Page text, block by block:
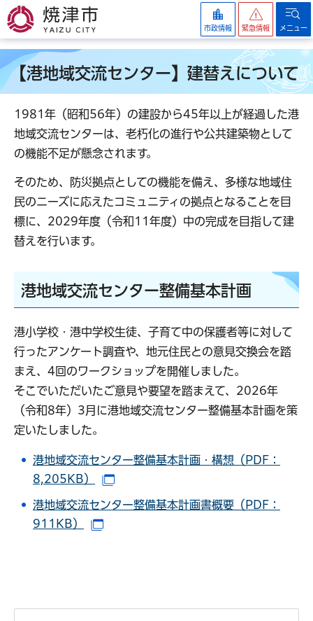
焼津市
市政情報 緊急情報 メニュー
【港地域交流センター】建替えについて
1981年（昭和56年）の建設から45年以上が経過した港
地域交流センターは、老朽化の進行や公共建築物として
の機能不足が懸念されます。
そのため、防災拠点としての機能を備え、多様な地域住
民のニーズに応えたコミュニティの拠点となることを目
標に、2029年度（令和11年度）中の完成を目指して建
替えを行います。
港地域交流センター整備基本計画
港小学校・港中学校生徒、子育て中の保護者等に対して
行ったアンケート調査や、地元住民との意見交換会を踏
まえ、4回のワークショップを開催しました。
そこでいただいたご意見や要望を踏まえて、2026年
（令和8年）3月に港地域交流センター整備基本計画を策
定いたしました。
港地域交流センター整備基本計画・構想（PDF：
8,205KB）
港地域交流センター整備基本計画書概要（PDF：
911KB）